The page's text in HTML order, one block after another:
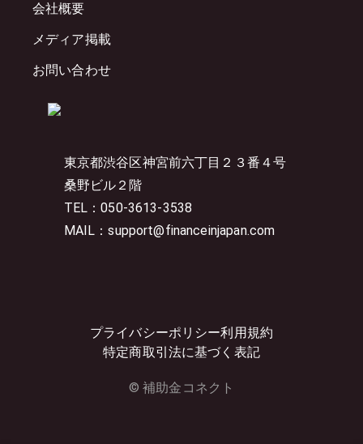
東京都渋谷区神宮前六丁目２３番４号
桑野ビル２階
TEL：050-3613-3538
MAIL：support@financeinjapan.com
プライバシーポリシー利用規約
特定商取引法に基づく表記
© 補助金コネクト
会社概要
メディア掲載
お問い合わせ